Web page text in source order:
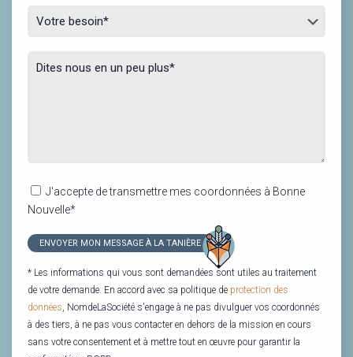
J'accepte de transmettre mes coordonnées à Bonne
Nouvelle*
* Les informations qui vous sont demandées sont utiles au traitement
de votre demande. En accord avec sa politique de protection des
données, NomdeLaSociété s'engage à ne pas divulguer vos coordonnés
à des tiers, à ne pas vous contacter en dehors de la mission en cours
sans votre consentement et à mettre tout en œuvre pour garantir la